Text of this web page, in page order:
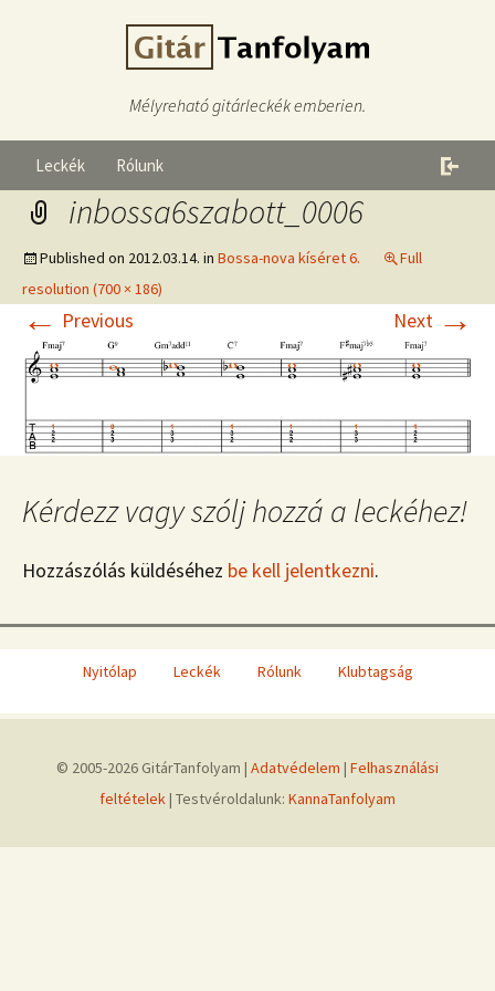
Mélyreható gitárleckék emberien.
Leckék Rólunk
inbossa6szabott_0006
Published on 2012.03.14. in Bossa-nova kíséret 6.
Full
resolution (700 × 186)
← Previous Next →
Kérdezz vagy szólj hozzá a leckéhez!
Hozzászólás küldéséhez be kell jelentkezni.
Nyitólap Leckék Rólunk Klubtagság
© 2005-2026 GitárTanfolyam | Adatvédelem | Felhasználási
feltételek| Testvéroldalunk: KannaTanfolyam